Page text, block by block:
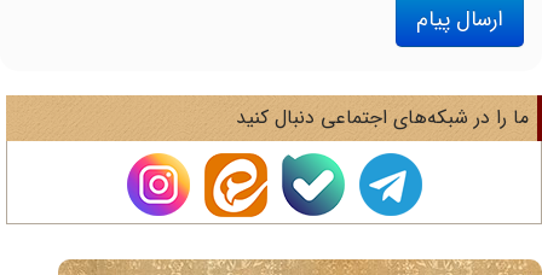
ارسال پیام
را در شبکه‌های اجتماعی دنبال کنید